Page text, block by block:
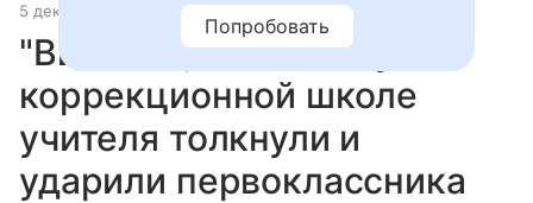
5 декабря 2024 Газета.Ru - новости
"Выгнала, как собаку": в
коррекционной школе
учителя толкнули и
ударили первоклассника
Попробовать